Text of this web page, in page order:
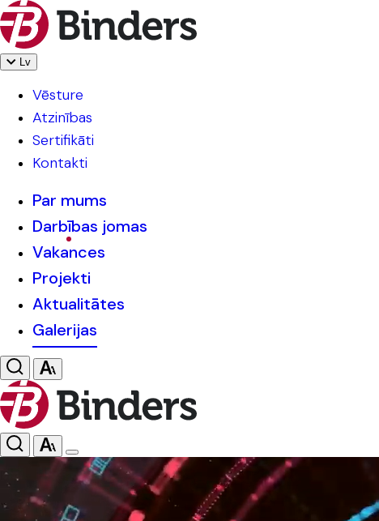
Lv
Vēsture
Atzinības
Sertifikāti
Kontakti
Par mums
Darbības jomas
Vakances
Projekti
Aktualitātes
Galerijas